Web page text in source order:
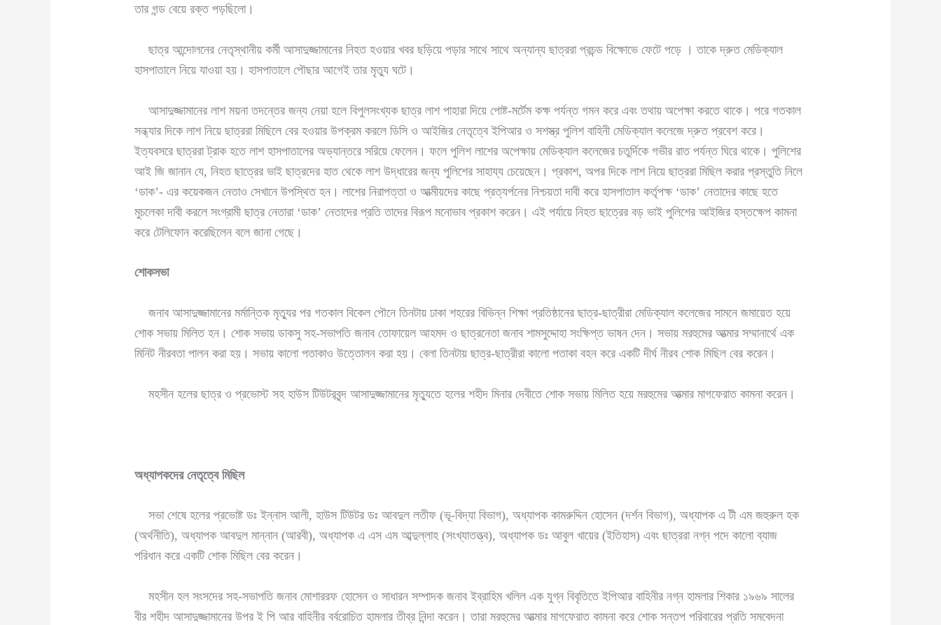
তার গন্ড বেয়ে রক্ত পড়ছিলো।
ছাত্র আন্দোলনের নেতৃস্থানীয় কর্মী আসাদুজ্জামানের নিহত হওয়ার খবর ছড়িয়ে পড়ার সাথে সাথে অন্যান্য ছাত্ররা প্রচন্ড বিক্ষোভে ফেটে পড়ে । তাকে দ্রুত মেডিক্যাল
হাসপাতালে নিয়ে যাওয়া হয়। হাসপাতালে পৌছার আগেই তার মৃত্যু ঘটে।
আসাদুজ্জামানের লাশ ময়না তদন্তের জন্য নেয়া হলে বিপুলসংখ্যক ছাত্র লাশ পাহারা দিয়ে পোষ্ট-মর্টেম কক্ষ পর্যন্ত গমন করে এবং তথায় অপেক্ষা করতে থাকে। পরে গতকাল
সন্ধ্যার দিকে লাশ নিয়ে ছাত্ররা মিছিলে বের হওয়ার উপক্রম করলে ডিসি ও আইজির নেতৃত্বে ইপিআর ও সশস্ত্র পুলিশ বাহিনী মেডিক্যাল কলেজে দ্রুত প্রবেশ করে।
ইত্যবসরে ছাত্ররা ট্রাক হতে লাশ হাসপাতালের অভ্যান্তরে সরিয়ে ফেলেন। ফলে পুলিশ লাশের অপেক্ষায় মেডিক্যাল কলেজের চতুর্দিকে গভীর রাত পর্যন্ত ঘিরে থাকে। পুলিশের
আই জি জানান যে, নিহত ছাত্রের ভাই ছাত্রদের হাত থেকে লাশ উদ্ধারের জন্য পুলিশের সাহায্য চেয়েছেন। প্রকাশ, অপর দিকে লাশ নিয়ে ছাত্ররা মিছিল করার প্রস্তুতি নিলে
‘ডাক’- এর কয়েকজন নেতাও সেখানে উপস্থিত হন। লাশের নিরাপত্তা ও আত্মীয়দের কাছে প্রত্যর্পনের নিশ্চয়তা দাবী করে হাসপাতাল কর্তৃপক্ষ ‘ডাক’ নেতাদের কাছে হতে
মুচলেকা দাবী করলে সংগ্রামী ছাত্র নেতারা ‘ডাক’ নেতাদের প্রতি তাদের বিরূপ মনোভাব প্রকাশ করেন। এই পর্যায়ে নিহত ছাত্রের বড় ভাই পুলিশের আইজির হস্তক্ষেপ কামনা
করে টেলিফোন করেছিলেন বলে জানা গেছে।
শোকসভা
জনাব আসাদুজ্জামানের মর্মান্তিক মৃত্যুর পর গতকাল বিকেল পৌনে তিনটায় ঢাকা শহরের বিভিন্ন শিক্ষা প্রতিষ্ঠানের ছাত্র-ছাত্রীরা মেডিক্যাল কলেজের সামনে জমায়েত হয়ে
শোক সভায় মিলিত হন। শোক সভায় ডাকসু সহ-সভাপতি জনাব তোফায়েল আহমদ ও ছাত্রনেতা জনাব শামসুদ্দোহা সংক্ষিপ্ত ভাষন দেন। সভায় মরহুমের আত্মার সম্মানার্থে এক
মিনিট নীরবতা পালন করা হয়। সভায় কালো পতাকাও উত্তোলন করা হয়। বেলা তিনটায় ছাত্র-ছাত্রীরা কালো পতাকা বহন করে একটি দীর্ঘ নীরব শোক মিছিল বের করেন।
মহসীন হলের ছাত্র ও প্রভোস্ট সহ হাউস টিউটরবৃন্দ আসাদুজ্জামানের মৃত্যুতে হলের শহীদ মিনার দেবীতে শোক সভায় মিলিত হয়ে মরহুমের আত্মার মাগফেরাত কামনা করেন।
অধ্যাপকদের নেতৃত্বে মিছিল
সভা শেষে হলের প্রভোষ্ট ডঃ ইন্নাস আলী, হাউস টিউটর ডঃ আবদুল লতীফ (ভূ-বিদ্যা বিভাগ), অধ্যাপক কামরুদ্দিন হোসেন (দর্শন বিভাগ), অধ্যাপক এ টী এম জহুরুল হক
(অর্থনীতি), অধ্যাপক আবদুল মান্নান (আরবী), অধ্যাপক এ এস এম আব্দুল্লাহ (সংখ্যাতত্ত্ব), অধ্যাপক ডঃ আবুল খায়ের (ইতিহাস) এবং ছাত্ররা নগ্ন পদে কালো ব্যাজ
পরিধান করে একটি শোক মিছিল বের করেন।
মহসীন হল সংসদের সহ-সভাপতি জনাব মোশাররফ হোসেন ও সাধারন সম্পাদক জনাব ইব্রাহিম খলিল এক যুগ্ন বিবৃতিতে ইপিআর বাহিনীর নগ্ন হামলার শিকার ১৯৬৯ সালের
বীর শহীদ আসাদুজ্জামানের উপর ই পি আর বাহিনীর বর্বরোচিত হামলার তীব্র নিন্দা করেন। তারা মরহুমের আত্মার মাগফেরাত কামনা করে শোক সন্তপ পরিবারের প্রতি সমবেদনা